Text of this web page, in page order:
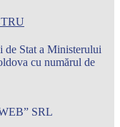
de Stat a Ministerului
cu numărul de
SRL